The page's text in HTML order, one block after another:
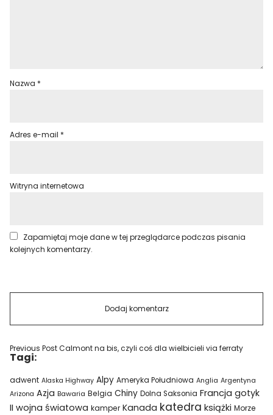
Nazwa *
Adres e-mail *
Witryna internetowa
Zapamiętaj moje dane w tej przeglądarce podczas pisania
kolejnych komentarzy.
Previous PostCalmont na bis, czyli coś dla wielbicieli via ferraty
Tagi:
adwent Alaska Highway Alpy Ameryka Południowa Anglia Argentyna
Arizona Azja Bawaria Belgia Chiny Dolna Saksonia Francja gotyk
II wojna światowa kamper Kanada katedra książki Morze